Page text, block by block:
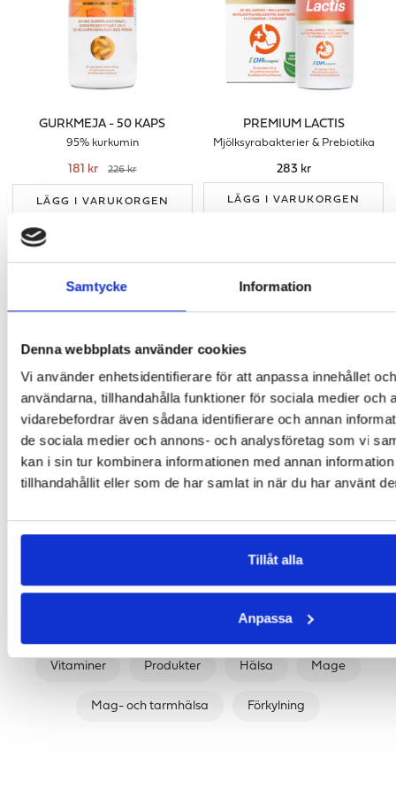
Samtycke Information
Denna webbplats använder cookies
Vi använder enhetsidentifierare för att anpassa innehållet
användarna, tillhandahålla funktioner för sociala medier och
vidarebefordrar även sådana identifierare och annan
de sociala medier och annons- och analysföretag som vi
kan i sin tur kombinera informationen med annan
tillhandahållit eller som de har samlat in när du har använt
Tillåt alla
Anpassa
GURKMEJA - 50 KAPS
95% kurkumin
181 kr 226 kr
LÄGG I VARUKORGEN
PREMIUM LACTIS
Mjölksyrabakterier & Prebiotika
283 kr
LÄGG I VARUKORGEN
217 kr 340 kr
FORTSÄTT SHOPPA
Vitaminer
Vitaminer Produkter Hälsa Mage
Mag- och tarmhälsa Förkylning